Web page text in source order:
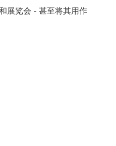
展览会 - 甚至将其用作